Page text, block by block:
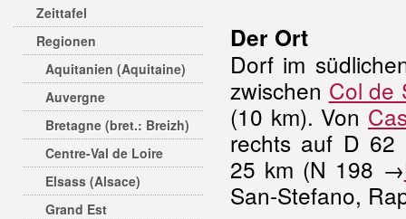
Zeittafel
Regionen
Aquitanien (Aquitaine)
Auvergne
Bretagne (bret.: Breizh)
Centre-Val de Loire
Elsass (Alsace)
Grand Est
Der Ort
Dorf im
zwischen Col de
(10 km). Von
rechts auf D 62
25 km (N 198 →
San-Stefano,